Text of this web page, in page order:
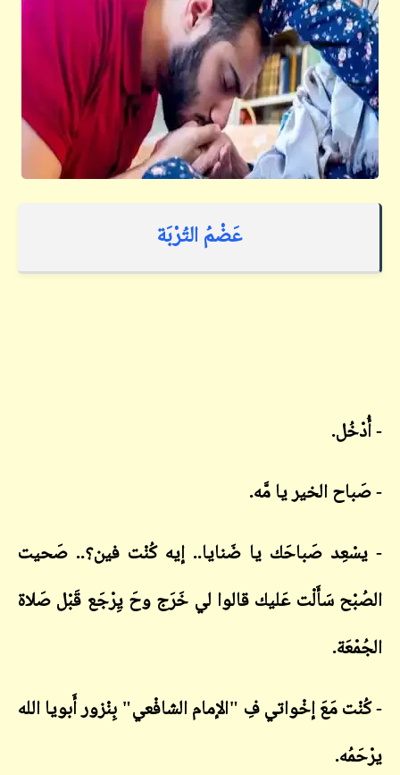
عَضْمُ التُرْبَة
- أُدْخُل.
- صَباح الخير يا مَّه.
- يسْعِد صَباحَك يا ضَنايا.. إيه كُنْت فين؟.. صَحيت
الصُبْح سَأَلْت عَليك قالوا لي خَرَج وحَ يِرْجَع قَبْل صَلاة
الجُمْعَة.
- كُنْت مَعَ إخْواتي فِ "الإمام الشافْعي" بِنْزور أَبويا الله
يرْحَمُه.